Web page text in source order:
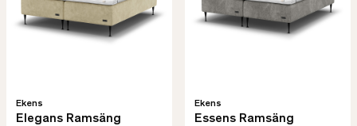
Ekens
Elegans Ramsäng
Ekens
Essens Ramsäng